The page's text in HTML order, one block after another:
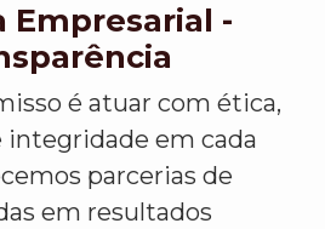
Empresarial -
é atuar com ética,
integridade em cada
parcerias de
em resultados